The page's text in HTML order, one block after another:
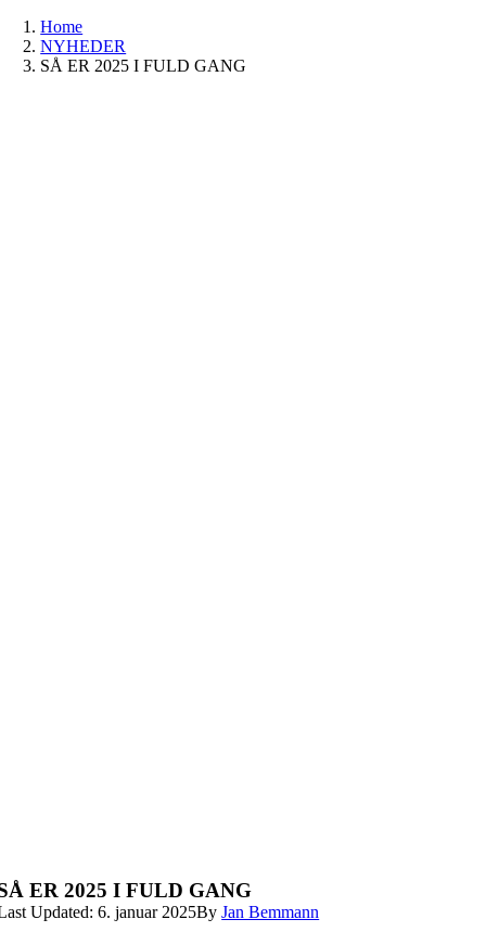
Home
NYHEDER
SÅ ER 2025 I FULD GANG
ER 2025 I FULD GANG
Updated: 6. januar 2025ByJan Bemmann